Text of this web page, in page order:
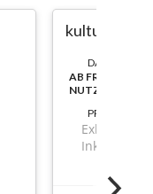
kulturprofi
DAUER:
AB
NUTZBAR
PREIS
Exkl. Mwst.
Inkl. Mwst.